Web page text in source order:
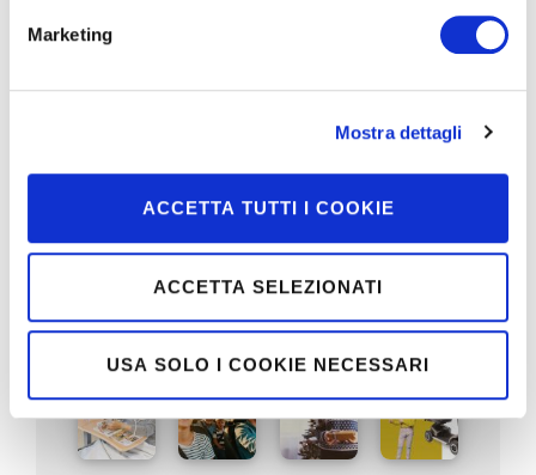
Marketing
Mostra dettagli
ACCETTA TUTTI I COOKIE
ACCETTA SELEZIONATI
USA SOLO I COOKIE NECESSARI
Sociale